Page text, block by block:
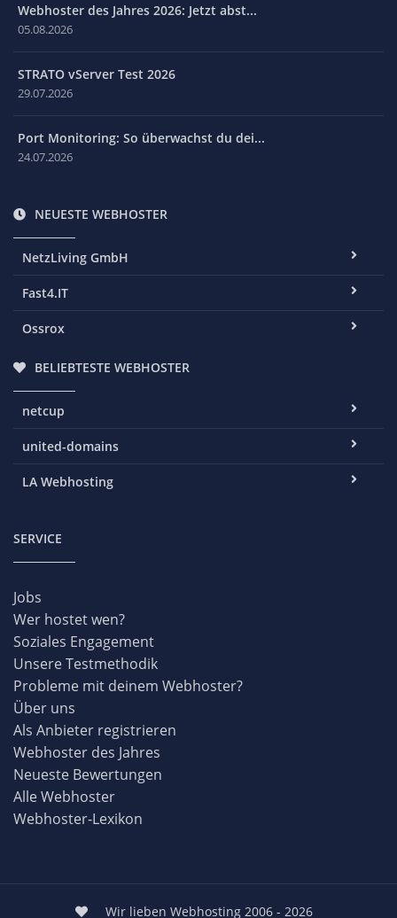
Webhoster des Jahres 2026: Jetzt abst...
05.08.2026
STRATO vServer Test 2026
29.07.2026
Port Monitoring: So überwachst du dei...
24.07.2026
NEUESTE WEBHOSTER
NetzLiving GmbH
Fast4.IT
Ossrox
BELIEBTESTE WEBHOSTER
netcup
united-domains
LA Webhosting
SERVICE
Jobs
Wer hostet wen?
Soziales Engagement
Unsere Testmethodik
Probleme mit deinem Webhoster?
Über uns
Als Anbieter registrieren
Webhoster des Jahres
Neueste Bewertungen
Alle Webhoster
Webhoster-Lexikon
Wir lieben Webhosting 2006 - 2026